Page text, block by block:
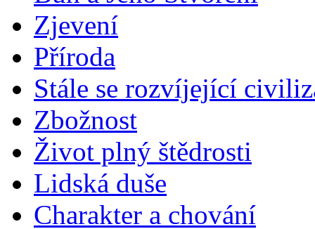
Zjevení
Příroda
Stále se rozvíjející
Zbožnost
Život plný štědrosti
Lidská duše
Charakter a chování